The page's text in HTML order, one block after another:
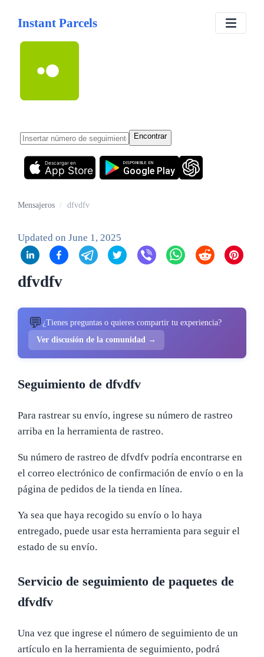
Instant Parcels
Encontrar
App Store
Descargar en
Google Play
DISPONIBLE EN
Mensajeros / dfvdfv
Updated on June 1, 2025
dfvdfv
💬 ¿Tienes preguntas o quieres compartir tu experiencia?
Ver discusión de la comunidad →
Seguimiento de dfvdfv
Para rastrear su envío, ingrese su número de rastreo
arriba en la herramienta de rastreo.
Su número de rastreo de dfvdfv podría encontrarse en
el correo electrónico de confirmación de envío o en la
página de pedidos de la tienda en línea.
Ya sea que haya recogido su envío o lo haya
entregado, puede usar esta herramienta para seguir el
estado de su envío.
Servicio de seguimiento de paquetes de
dfvdfv
Una vez que ingrese el número de seguimiento de un
artículo en la herramienta de seguimiento, podrá